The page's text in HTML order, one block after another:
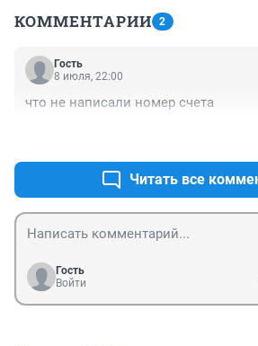
КОММЕНТАРИИ 2
Гость
8 июля, 22:00
что не написали номер счета
Читать все
Гость
Войти